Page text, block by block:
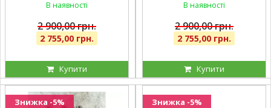
В наявності
2 900,00 грн.
2 755,00 грн.
Купити
В наявності
2 900,00 грн.
2 755,00 грн.
Купити
Знижка -5% Знижка -5%